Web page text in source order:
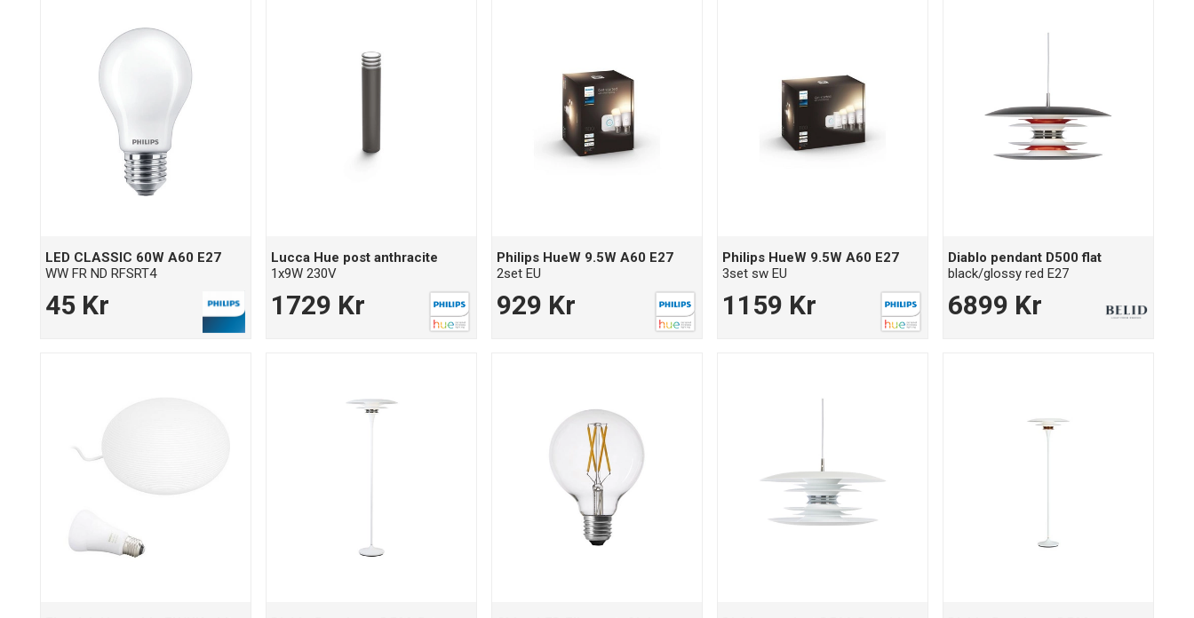
LED CLASSIC 60W A60 E27
WW FR ND RFSRT4
45 Kr
Lucca Hue post anthracite
1x9W 230V
1729 Kr
Philips HueW 9.5W A60 E27
2set EU
929 Kr
Philips HueW 9.5W A60 E27
3set sw EU
1159 Kr
Diablo pendant D500 flat
black/glossy red E27
6899 Kr